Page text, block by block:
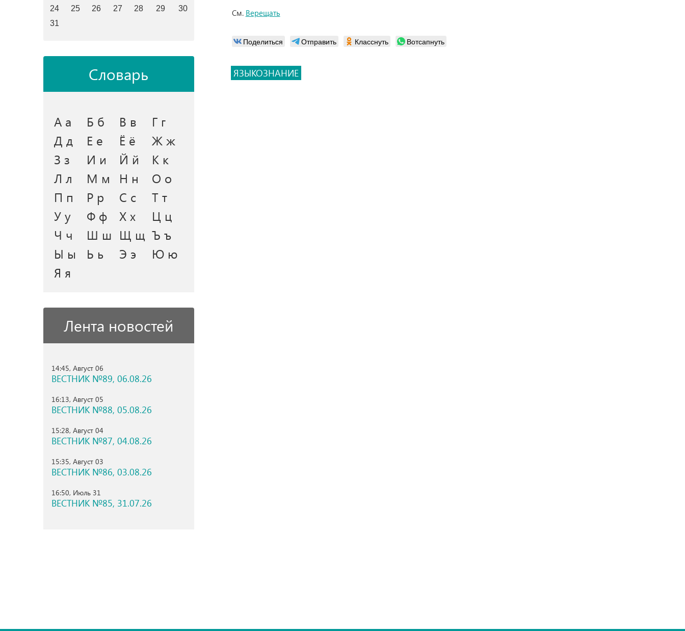
24
25 26 27 28 29
30
31
Словарь
А а Б б В в
Г г
Д д
Е е Ё ё
Ж ж
З з
И и Й й
К к
Л л
М м Н н
О о
П п
Р р С с
Т т
У у
Ф ф Х х
Ц ц
Ч ч
Ш ш Щ щ Ъ ъ
Ы ы
Ь ь Э э
Ю ю
Я я
Лента новостей
14:45, Август 06
ВЕСТНИК №89, 06.08.26
16:13, Август 05
ВЕСТНИК №88, 05.08.26
15:28, Август 04
ВЕСТНИК №87, 04.08.26
15:35, Август 03
ВЕСТНИК №86, 03.08.26
16:50, Июль 31
ВЕСТНИК №85, 31.07.26
См. Верещать
Поделиться Отправить Класснуть Вотсапнуть
ЯЗЫКОЗНАНИЕ